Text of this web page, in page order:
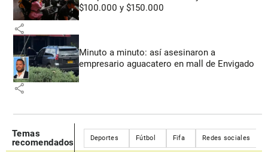
$100.000 y $150.000
share
Minuto a minuto: así asesinaron a
empresario aguacatero en mall de Envigado
share
Temas
recomendados
Deportes Fútbol Fifa Redes sociales